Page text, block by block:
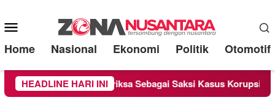
Mobile
Menu
Home Nasional Ekonomi Politik Otomotif
HEADLINE HARI INI
Chandra Diperiksa Sebagai Saksi Kasus Korupsi Bibit